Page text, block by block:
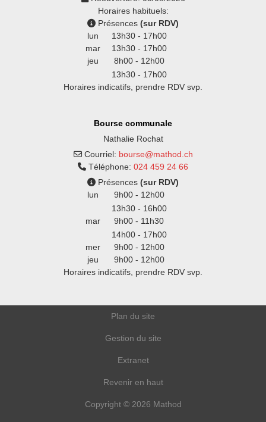
Horaires habituels:
Présences (sur RDV)
lun
13h30 - 17h00
mar
13h30 - 17h00
jeu
8h00 - 12h00
13h30 - 17h00
Horaires indicatifs, prendre RDV svp.
Bourse communale
Nathalie Rochat
Courriel: bourse@mathod.ch
Téléphone:024 459 24 66
Présences (sur RDV)
lun
9h00 - 12h00
13h30 - 16h00
mar
9h00 - 11h30
14h00 - 17h00
mer
9h00 - 12h00
jeu
9h00 - 12h00
Horaires indicatifs, prendre RDV svp.
Plan du site
Gestion du site
Extranet
Revenir en haut
Copyright © 2026 Mathod